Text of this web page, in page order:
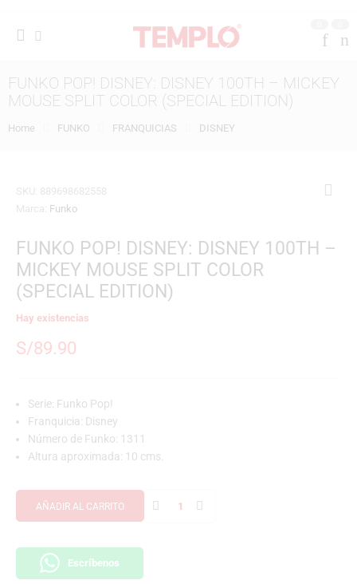
FUNKO POP! DISNEY: DISNEY 100TH – MICKEY
MOUSE SPLIT COLOR (SPECIAL EDITION)
Home FUNKO FRANQUICIAS DISNEY
SKU: 889698682558
Marca: Funko
FUNKO POP! DISNEY: DISNEY 100TH –
MICKEY MOUSE SPLIT COLOR
(SPECIAL EDITION)
Hay existencias
S/89.90
Serie: Funko Pop!
Franquicia: Disney
Número de Funko: 1311
Altura aproximada: 10 cms.
AÑADIR AL CARRITO
Escríbenos